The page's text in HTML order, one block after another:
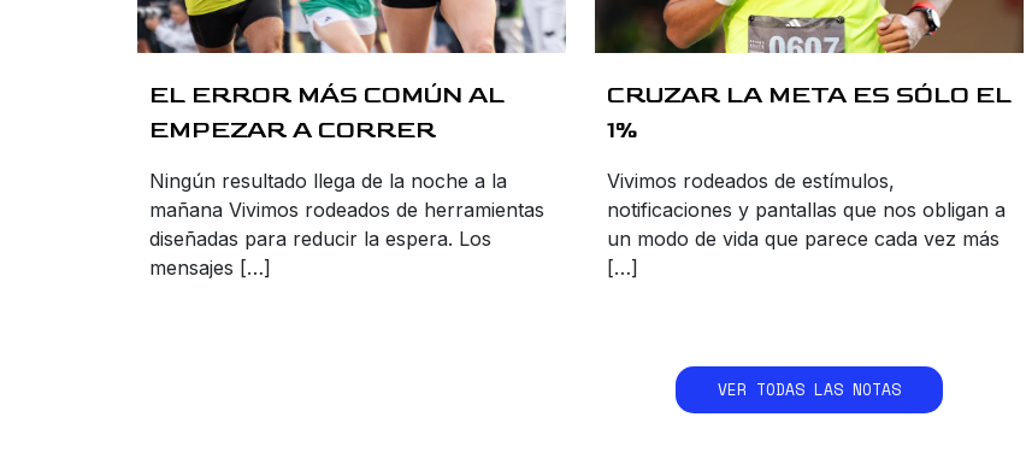
EL ERROR MÁS COMÚN AL
EMPEZAR A CORRER
Ningún resultado llega de la noche a la
mañana Vivimos rodeados de herramientas
diseñadas para reducir la espera. Los
mensajes […]
CRUZAR LA META ES SÓLO EL
1%
Vivimos rodeados de estímulos,
notificaciones y pantallas que nos obligan a
un modo de vida que parece cada vez más
[…]
VER TODAS LAS NOTAS